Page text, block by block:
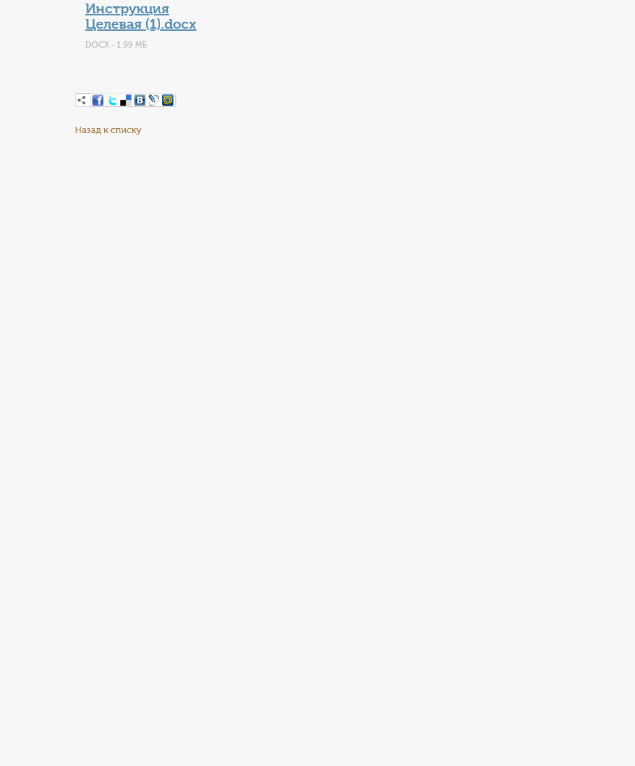
Инструкция
Целевая (1).docx
DOCX - 1.99 МБ
Назад к списку